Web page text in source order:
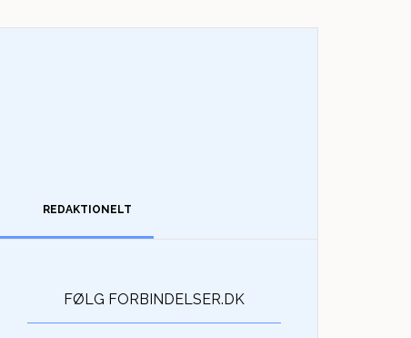
REDAKTIONELT
FØLG FORBINDELSER.DK